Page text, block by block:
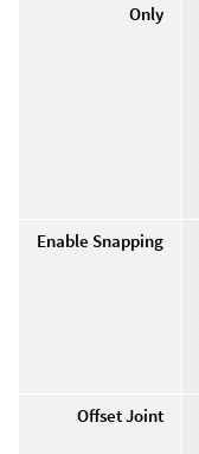
Only
Enable Snapping
Offset Joint